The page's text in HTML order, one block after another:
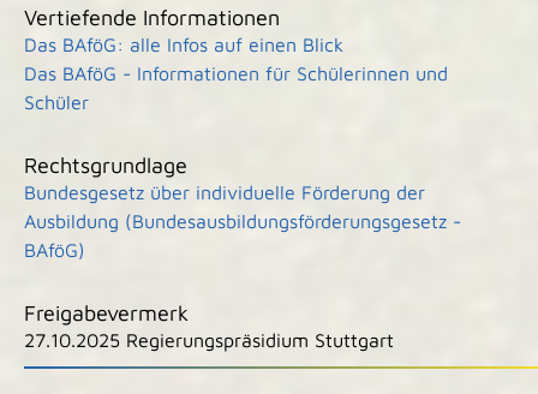
Vertiefende Informationen
Das BAföG: alle Infos auf einen Blick
Das BAföG - Informationen für Schülerinnen und
Schüler
Rechtsgrundlage
Bundesgesetz über individuelle Förderung der
Ausbildung (Bundesausbildungsförderungsgesetz -
BAföG)
Freigabevermerk
27.10.2025 Regierungspräsidium Stuttgart